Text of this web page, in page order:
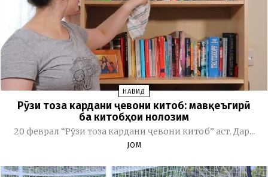
НАВИД
Рӯзи тоза кардани ҷевони китоб: мавқеъгирӣ
ба китобҳои нолозим
20 феврал “Рӯзи тоза кардани ҷевони китоб” аст. Дар...
JOM